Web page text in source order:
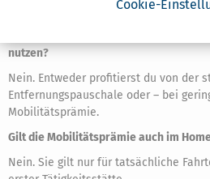
Cookie-
Nein. Du musst sie aktiv über die
nutzen?
Nein. Entweder profitierst du von der
Entfernungspauschale oder – bei
Mobilitätsprämie.
Gilt die Mobilitätsprämie auch im
Nein. Sie gilt nur für tatsächliche